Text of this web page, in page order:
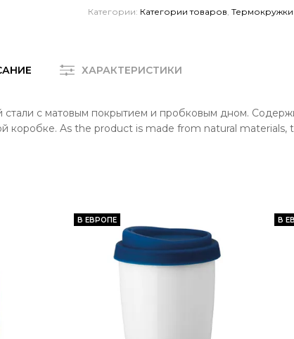
Категории: Категории товаров Термокружки
ХАРАКТЕРИСТИКИ
с матовым покрытием и пробковым дном.
коробке. As the product is made from natural
В ЕВРОПЕ В